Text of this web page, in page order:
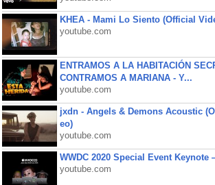
KHEA - Mami Lo Siento (Official
youtube.com
ENTRAMOS A LA HABITACIÓN
CONTRAMOS A MARIANA - Y...
youtube.com
jxdn - Angels & Demons Acoustic
eo)
youtube.com
WWDC 2020 Special Event
youtube.com